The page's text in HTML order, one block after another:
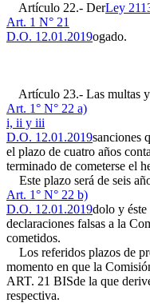
Artículo 22.- DerLey
Art. 1 N° 21
D.O. 12.01.2019ogado.
Artículo 23.- Las multas y
Art. 1° N° 22 a)
i, ii y iii
D.O. 12.01.2019sanciones
el plazo de cuatro años
terminado de cometerse el
Este plazo será de seis
Art. 1° N° 22 b)
D.O. 12.01.2019dolo y éste
declaraciones falsas a la
cometidos.
Los referidos plazos de
momento en que la
ART. 21 BISde la que
respectiva.